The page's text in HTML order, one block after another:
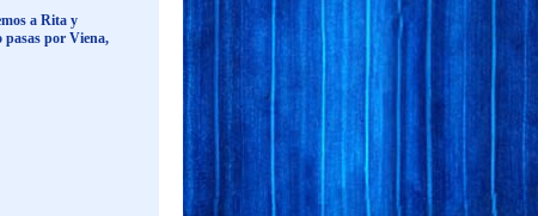
a Rita y
por Viena,